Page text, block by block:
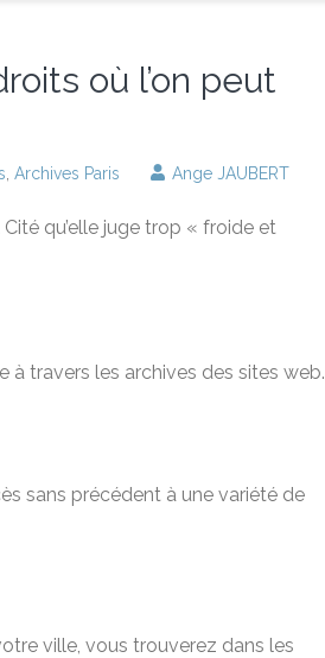
où l’on peut
Archives Paris Ange JAUBERT
qu’elle juge trop « froide et
à travers les archives des sites web.
sans précédent à une variété de
ville, vous trouverez dans les